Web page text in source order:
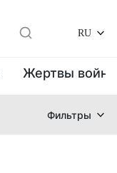
RU
Жертвы
Фильтры